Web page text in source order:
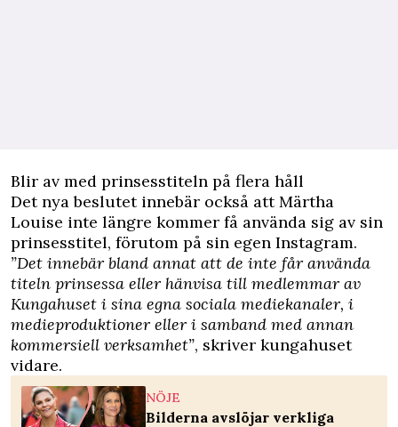
Blir av med prinsesstiteln på flera håll
Det nya beslutet innebär också att Märtha
Louise inte längre kommer få använda sig av sin
prinsesstitel, förutom på sin egen Instagram.
”Det innebär bland annat att de inte får använda
titeln prinsessa eller hänvisa till medlemmar av
Kungahuset i sina egna sociala mediekanaler, i
medieproduktioner eller i samband med annan
kommersiell verksamhet”, skriver kungahuset
vidare.
NÖJE
Bilderna avslöjar verkliga